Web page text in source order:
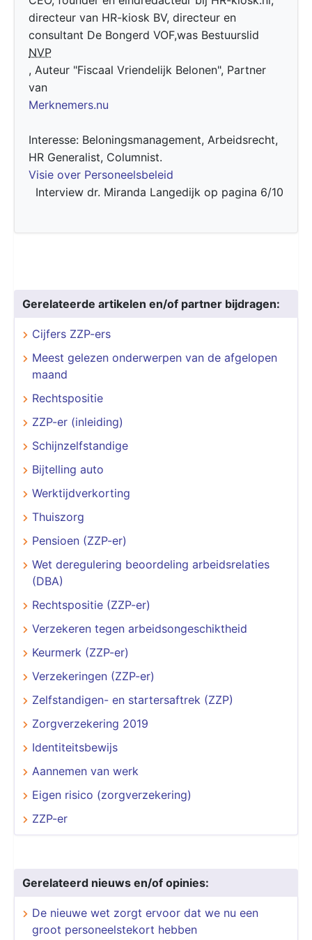
directeur van HR-kiosk BV, directeur en
consultant De Bongerd VOF,was Bestuurslid
NVP
, Auteur "Fiscaal Vriendelijk Belonen", Partner
van
Merknemers.nu
Interesse: Beloningsmanagement, Arbeidsrecht,
HR Generalist, Columnist.
Visie over Personeelsbeleid
Interview dr. Miranda Langedijk op pagina 6/10
Gerelateerde artikelen en/of partner bijdragen:
Cijfers ZZP-ers
Meest gelezen onderwerpen van de afgelopen
maand
Rechtspositie
ZZP-er (inleiding)
Schijnzelfstandige
Bijtelling auto
Werktijdverkorting
Thuiszorg
Pensioen (ZZP-er)
Wet deregulering beoordeling arbeidsrelaties
(DBA)
Rechtspositie (ZZP-er)
Verzekeren tegen arbeidsongeschiktheid
Keurmerk (ZZP-er)
Verzekeringen (ZZP-er)
Zelfstandigen- en startersaftrek (ZZP)
Zorgverzekering 2019
Identiteitsbewijs
Aannemen van werk
Eigen risico (zorgverzekering)
ZZP-er
Gerelateerd nieuws en/of opinies:
De nieuwe wet zorgt ervoor dat we nu een
groot personeelstekort hebben